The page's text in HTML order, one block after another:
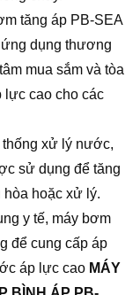
tăng áp PB-SEA
dụng thương
mua sắm và tòa
lực cao cho các
thống xử lý nước,
sử dụng để tăng
hoặc xử lý.
y tế, máy bơm
để cung cấp áp
áp lực cao MÁY